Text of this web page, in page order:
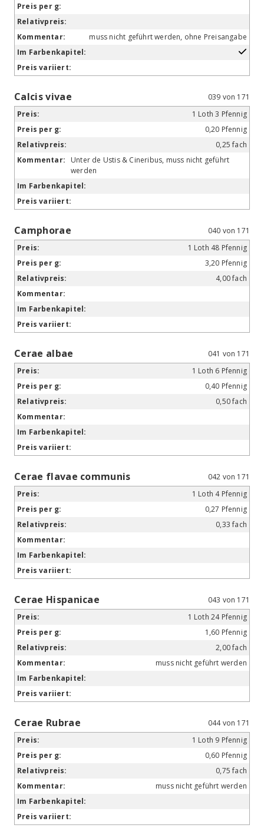
muss nicht geführt werden, ohne Preisangabe
Calcis vivae
039 von 171
1 Loth 3 Pfennig
0,20 Pfennig
0,25 fach
Unter de Ustis & Cineribus, muss nicht geführt
werden
Camphorae
040 von 171
1 Loth 48 Pfennig
3,20 Pfennig
4,00 fach
Cerae albae
041 von 171
1 Loth 6 Pfennig
0,40 Pfennig
0,50 fach
Cerae flavae communis
042 von 171
1 Loth 4 Pfennig
0,27 Pfennig
0,33 fach
Cerae Hispanicae
043 von 171
1 Loth 24 Pfennig
1,60 Pfennig
2,00 fach
muss nicht geführt werden
Cerae Rubrae
044 von 171
1 Loth 9 Pfennig
0,60 Pfennig
0,75 fach
muss nicht geführt werden